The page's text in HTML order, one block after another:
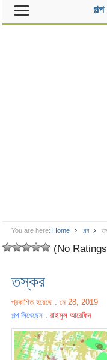
You are here: Home গল্প
(No
তস্কর
প্রকাশিত হয়েছে : মে 28, 2019
গল্প লিখেছেন :রাইসুল আরেফিন